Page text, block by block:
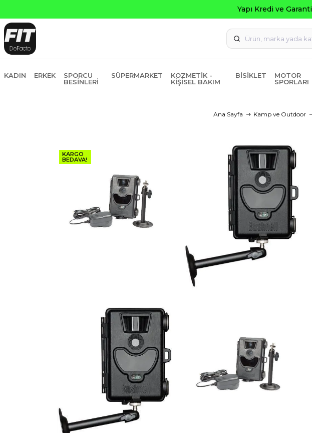
Yapı Kredi ve Garanti Bankasına Peşin Fiyatına 6 Taksit
KADIN ERKEK
SPORCU
BESINLERI
SÜPERMARKET
KOZMETIK -
KIŞISEL BAKIM
BISIKLET
MOTOR
SPORLARI
Ana Sayfa Kamp ve Outdoor
KARGO
BEDAVA!